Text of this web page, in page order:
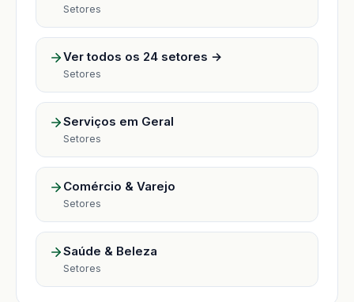
Setores
Ver todos os 24 setores →
Setores
Serviços em Geral
Setores
Comércio & Varejo
Setores
Saúde & Beleza
Setores